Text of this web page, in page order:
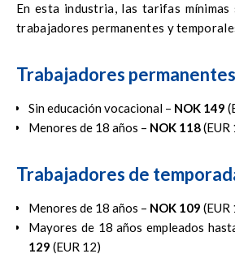
En esta industria, las tarifas
trabajadores permanentes y
Trabajadores permanentes
Sin educación vocacional – NOK 149
Menores de 18 años – NOK 118(EUR
Trabajadores de
Menores de 18 años – NOK 109 (EUR
Mayores de 18 años empleados
129 (EUR 12)